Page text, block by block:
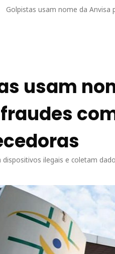
Golpistas usam nome da Anvisa
usam
ilegais e coletam